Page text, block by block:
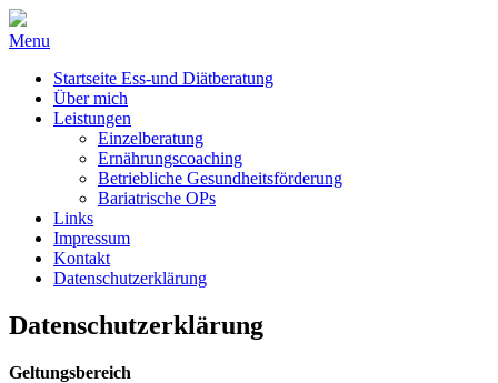
Menu
Startseite Ess-und Diätberatung
Über mich
Leistungen
Einzelberatung
Ernährungscoaching
Betriebliche Gesundheitsförderung
Bariatrische OPs
Links
Impressum
Kontakt
Datenschutzerklärung
Datenschutzerklärung
Geltungsbereich